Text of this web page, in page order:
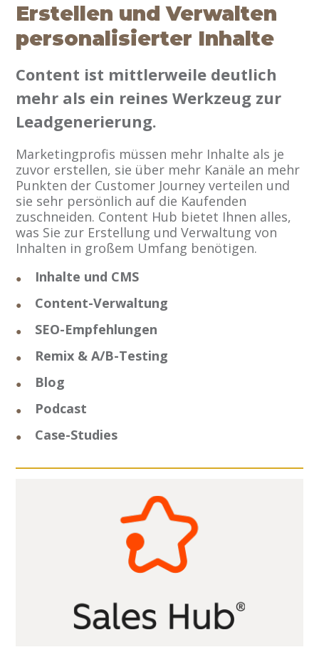
Erstellen und Verwalten
personalisierter Inhalte
Content ist mittlerweile deutlich
mehr als ein reines Werkzeug zur
Leadgenerierung.
Marketingprofis müssen mehr Inhalte als je
zuvor erstellen, sie über mehr Kanäle an mehr
Punkten der Customer Journey verteilen und
sie sehr persönlich auf die Kaufenden
zuschneiden. Content Hub bietet Ihnen alles,
was Sie zur Erstellung und Verwaltung von
Inhalten in großem Umfang benötigen.
Inhalte und CMS
Content-Verwaltung
SEO-Empfehlungen
Remix & A/B-Testing
Blog
Podcast
Case-Studies